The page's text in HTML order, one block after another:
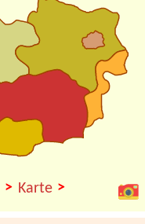
> Karte >